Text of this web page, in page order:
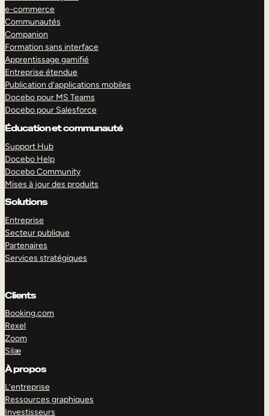
e-commerce
Communautés
Companion
Formation sans interface
Apprentissage gamifié
Entreprise étendue
Publication d’applications mobiles
Docebo pour MS Teams
Docebo pour Salesforce
Éducation et communauté
Support Hub
Docebo Help
Docebo Community
Mises à jour des produits
Solutions
Entreprise
Secteur publique
Partenaires
Services stratégiques
Clients
Booking.com
Rexel
Zoom
Silæ
À propos
L’entreprise
Ressources graphiques
Investisseurs